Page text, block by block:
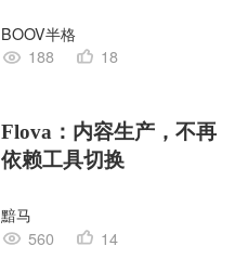
对
BOOV半格
188
18
Flova：内容生产，不再
依赖工具切换
黯马
560
14